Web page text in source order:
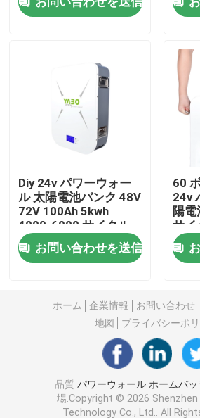
ニュース
パワーウォール ホームバッテリ
12V パワーウォール電池
24V パワーウォール電池
48v パワーウォール電池
防水 パワーウォール バッテリー
パワーウォール電池パワーウォ
UPS パワーウォール バッテリー
Diy 24v パワーウォー
ル 太陽電池バンク 48V
72V 100Ah 5kwh
4000-6000 サイクル
RS485 CAN
お問い合わせを送信
60
24v
陽電
サイ
ルギ
ホーム 企業情報 お問い合わせ
地図
プライバシーポ
品質 パワーウォール ホームバッ
場.Copyright © 2026
Technology Co., Ltd.. All